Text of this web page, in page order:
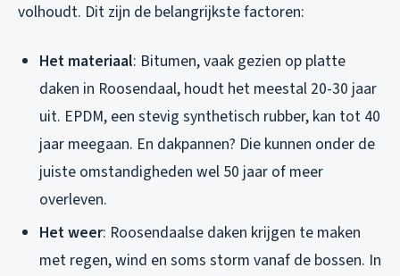
volhoudt. Dit zijn de belangrijkste factoren:
Het materiaal: Bitumen, vaak gezien op platte
daken in Roosendaal, houdt het meestal 20-30 jaar
uit. EPDM, een stevig synthetisch rubber, kan tot 40
jaar meegaan. En dakpannen? Die kunnen onder de
juiste omstandigheden wel 50 jaar of meer
overleven.
Het weer: Roosendaalse daken krijgen te maken
met regen, wind en soms storm vanaf de bossen. In